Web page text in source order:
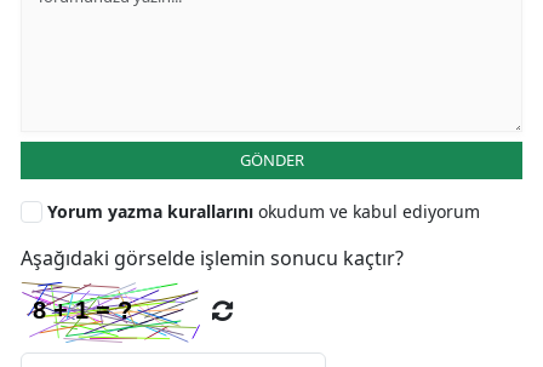
GÖNDER
Yorum yazma kurallarını okudum ve kabul ediyorum
Aşağıdaki görselde işlemin sonucu kaçtır?